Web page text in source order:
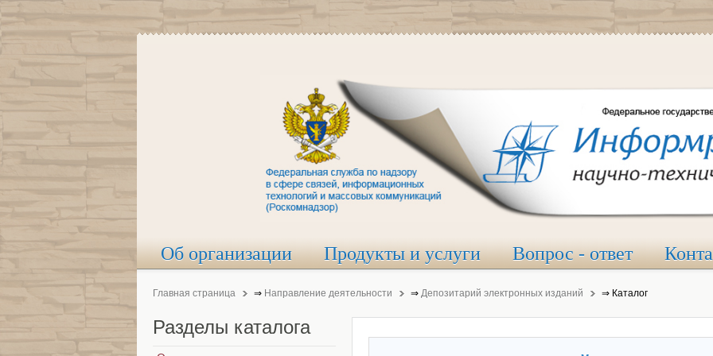
Об организации Продукты и услуги Вопрос - ответ
Главная страница ⇒ Направление деятельности ⇒ Депозитарий электронных изданий ⇒ Каталог
Разделы каталога